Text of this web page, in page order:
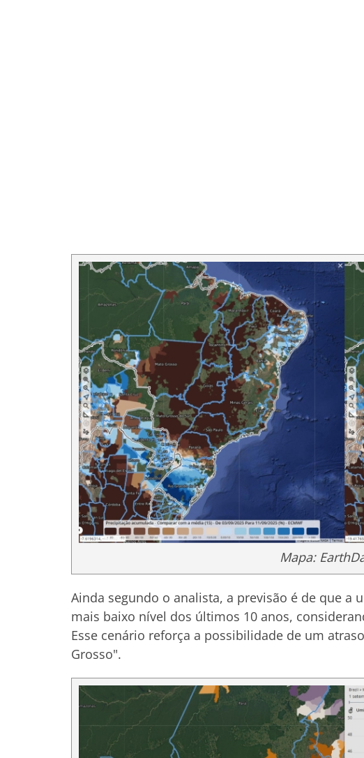
Mapa:
Ainda segundo o analista, a previsão é de que a
mais baixo nível dos últimos 10 anos,
Esse cenário reforça a possibilidade de um
Grosso".